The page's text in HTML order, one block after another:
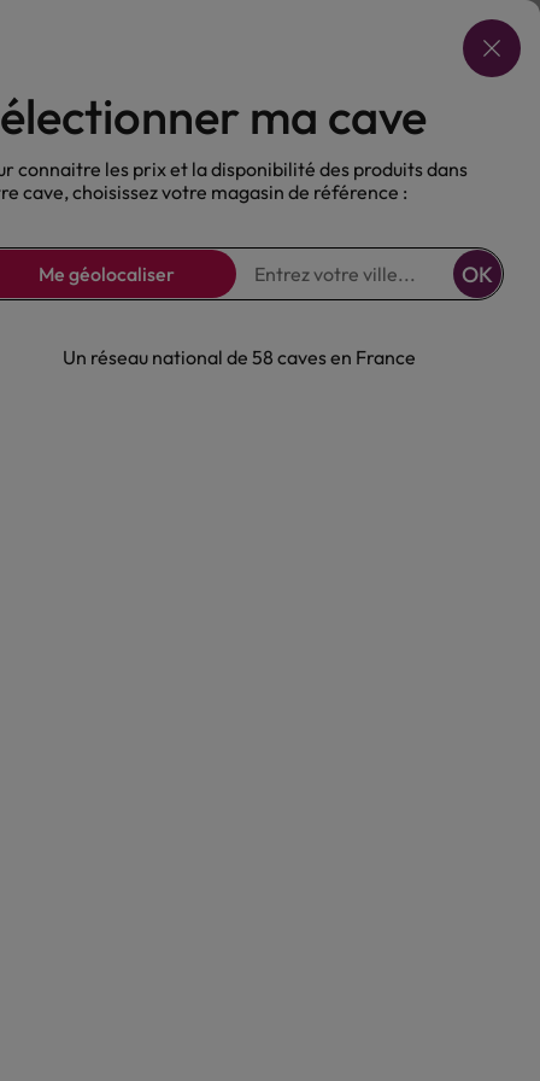
Choisir ma cave
Nos Bières Sans alcool
Cu Bocan
en bouteille.Nez : Saveurs d’épices
Bouche : Fumée légère, poire,
de fumée.
ma cave
connaitre les prix et la disponibilité des produits dans
cave, choisissez votre magasin de référence :
Me géolocaliser OK
Un réseau national de 58 caves en France